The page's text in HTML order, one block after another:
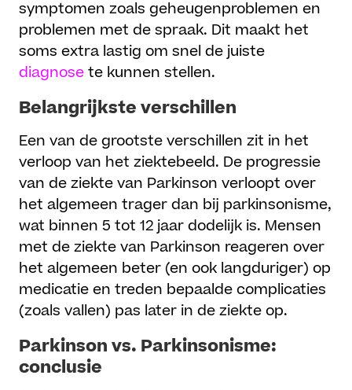
symptomen zoals geheugenproblemen en
problemen met de spraak. Dit maakt het
soms extra lastig om snel de juiste
diagnose te kunnen stellen.
Belangrijkste verschillen
Een van de grootste verschillen zit in het
verloop van het ziektebeeld. De progressie
van de ziekte van Parkinson verloopt over
het algemeen trager dan bij parkinsonisme,
wat binnen 5 tot 12 jaar dodelijk is. Mensen
met de ziekte van Parkinson reageren over
het algemeen beter (en ook langduriger) op
medicatie en treden bepaalde complicaties
(zoals vallen) pas later in de ziekte op.
Parkinson vs. Parkinsonisme:
conclusie